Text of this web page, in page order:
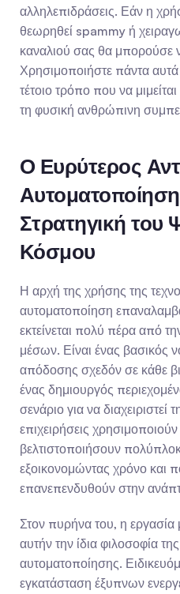
αλληλεπιδράσεις. Εάν η
θεωρηθεί spammy ή
καναλιού σας θα μπορούσε
Χρησιμοποιήστε πάντα αυτά
τέτοιο τρόπο που να
τη φυσική ανθρώπινη
Ο Ευρύτερος
Στρατηγική του
Κόσμου
Η αρχή της χρήσης της
αυτοματοποίηση
εκτείνεται πολύ πέρα από
μέσων. Είναι ένας βασικός
απόδοσης σχεδόν σε κάθε
ένας δημιουργός
σενάριο για να διαχειριστεί
επιχειρήσεις
βελτιστοποιήσουν
εξοικονομώντας χρόνο
επανεπενδυθούν στην
Στον πυρήνα του, η εργασία
αυτήν την ίδια φιλοσοφία
αυτοματοποίησης.
εγκατάσταση έξυπνων